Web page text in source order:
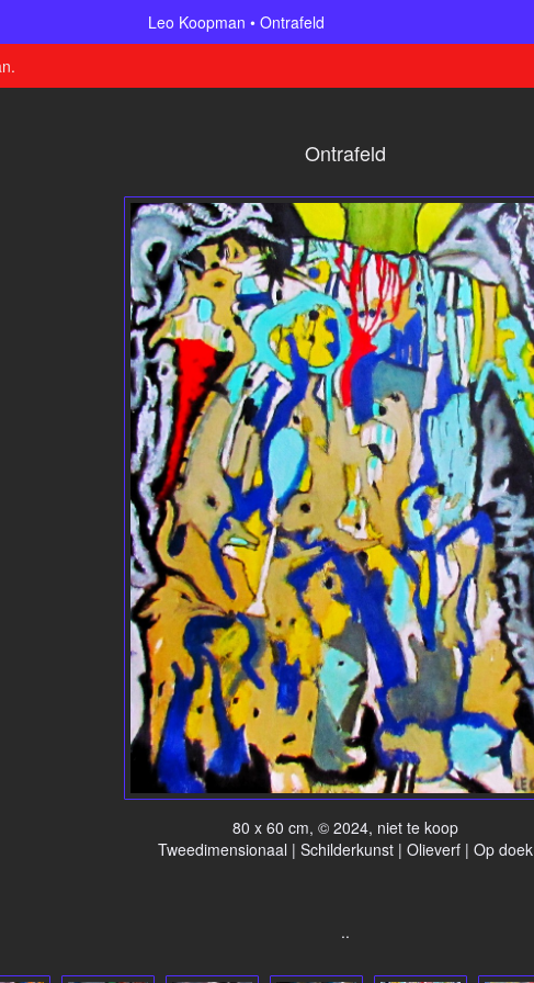
Leo Koopman
Ontrafeld
.
Ontrafeld
80 x 60 cm, © 2024, niet te koop
Tweedimensionaal | Schilderkunst | Olieverf | Op doek
..